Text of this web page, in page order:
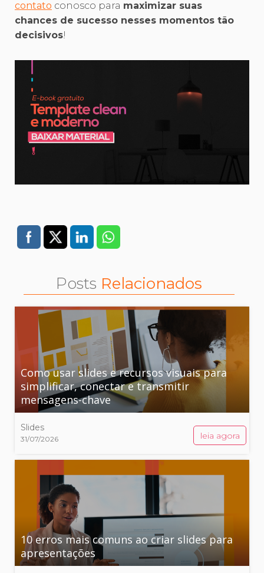
contato conosco para maximizar suas
chances de sucesso nesses momentos tão
decisivos!
Posts Relacionados
Como usar slides e recursos visuais para
simplificar, conectar e transmitir
mensagens-chave
Slides
31/07/2026 leia agora
10 erros mais comuns ao criar slides para
apresentações